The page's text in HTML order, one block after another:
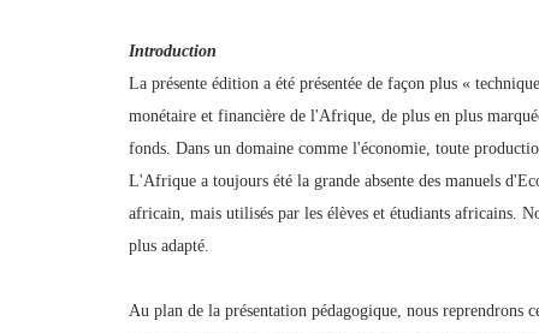
Introduction
La présente édition a été présentée de façon plus «
monétaire et financière de l'Afrique, de plus en plus
fonds. Dans un domaine comme l'économie, toute
L'Afrique a toujours été la grande absente des manuels
africain, mais utilisés par les élèves et étudiants africains.
plus adapté.
Au plan de la présentation pédagogique, nous reprendrons